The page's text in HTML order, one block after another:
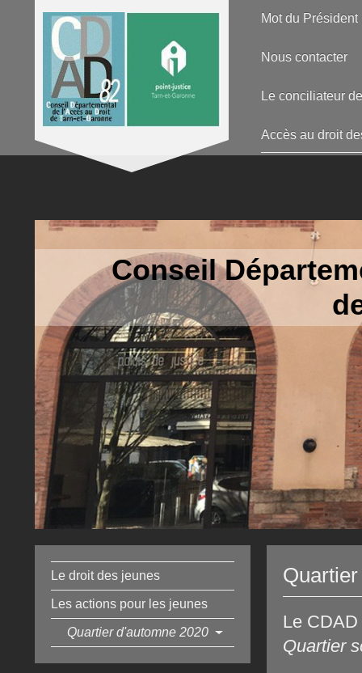
Mot du Président
Nous contacter
Le conciliateur
Accès au droit
Conseil
de
Le
Quartier
Le droit des jeunes
Les actions pour les jeunes
Quartier d'automne 2020